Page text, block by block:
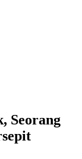
Seorang